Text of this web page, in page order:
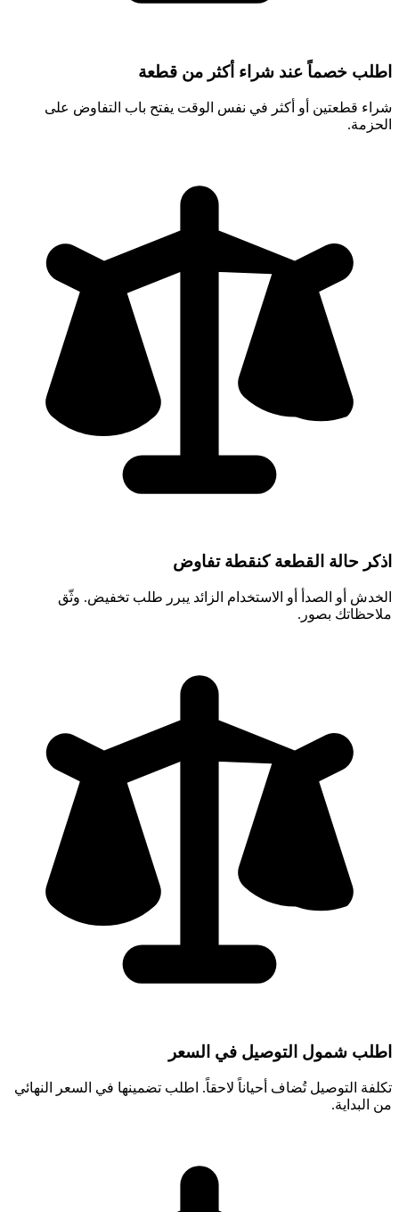
اطلب خصماً عند شراء أكثر من قطعة
شراء قطعتين أو أكثر في نفس الوقت يفتح باب التفاوض على
الحزمة.
اذكر حالة القطعة كنقطة تفاوض
الخدش أو الصدأ أو الاستخدام الزائد يبرر طلب تخفيض. وثّق
ملاحظاتك بصور.
اطلب شمول التوصيل في السعر
تكلفة التوصيل تُضاف أحياناً لاحقاً. اطلب تضمينها في السعر النهائي
من البداية.